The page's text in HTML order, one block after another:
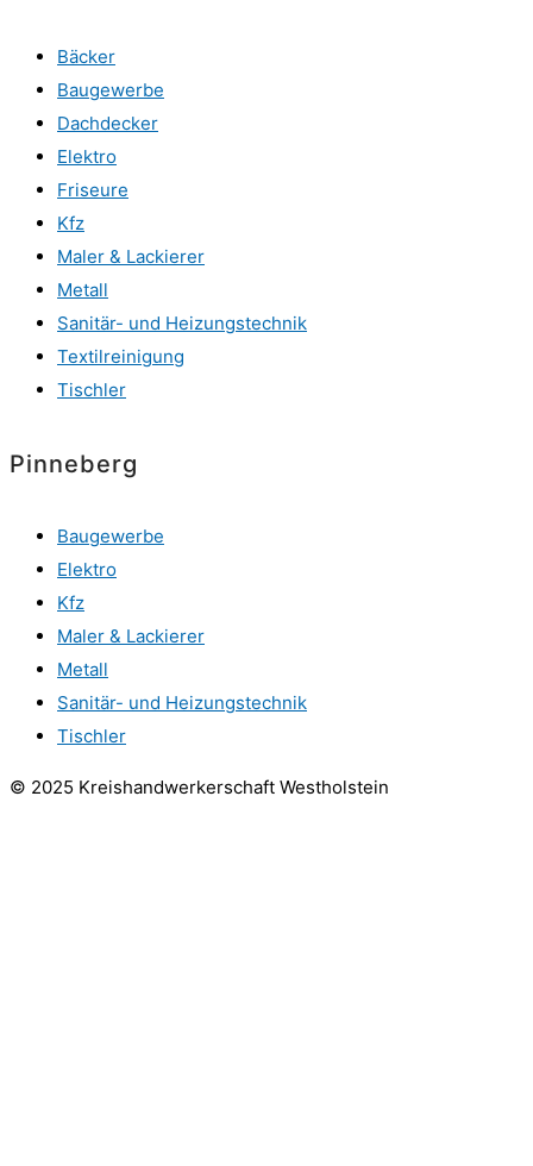
Bäcker
Baugewerbe
Dachdecker
Elektro
Friseure
Kfz
Maler & Lackierer
Metall
Sanitär- und Heizungstechnik
Textilreinigung
Tischler
Pinneberg
Baugewerbe
Elektro
Kfz
Maler & Lackierer
Metall
Sanitär- und Heizungstechnik
Tischler
© 2025 Kreishandwerkerschaft Westholstein